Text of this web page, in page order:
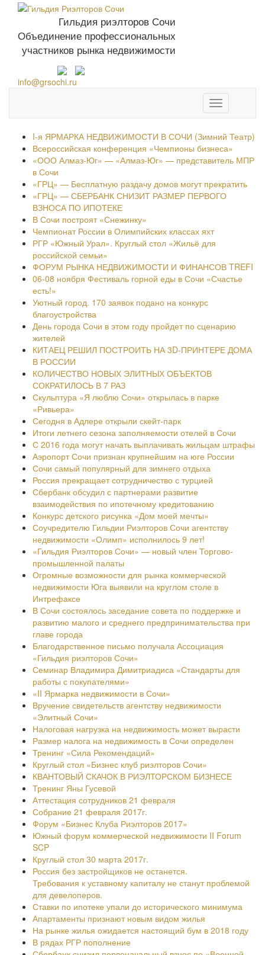
Гильдия риэлторов Сочи
Объединение профессиональных
участников рынка недвижимости
info@grsochi.ru
Toggle
navigation
I-я ЯРМАРКА НЕДВИЖИМОСТИ В СОЧИ (Зимний Театр)
Всероссийская конференция «Чемпионы бизнеса»
«ООО Алмаз-Юг» — «Алмаз-Юг» — представитель МПР
в Сочи
«ГРЦ» — Бесплатную раздачу домов могут прекратить
«ГРЦ» — СБЕРБАНК СНИЗИТ РАЗМЕР ПЕРВОГО
ВЗНОСА ПО ИПОТЕКЕ
В Сочи построят «Снежинку»
Чемпионат России в Олимпийских классах яхт
РГР «Южный Урал». Круглый стол «Жильё для
российской семьи»
ФОРУМ РЫНКА НЕДВИЖИМОСТИ И ФИНАНСОВ TREFI
06-08 ноября Фестиваль горной еды в Сочи «Счастье
есть!»
Уютный город. 170 заявок подано на конкурс
благоустройства
День города Сочи в этом году пройдет по сценарию
жителей
КИТАЕЦ РЕШИЛ ПОСТРОИТЬ НА 3D-ПРИНТЕРЕ ДОМА
В РОССИИ
КОЛИЧЕСТВО НОВЫХ ЭЛИТНЫХ ОБЪЕКТОВ
СОКРАТИЛОСЬ В 7 РАЗ
Скульптура «Я люблю Сочи» открылась в парке
«Ривьера»
Сегодня в Адлере открыли скейт-парк
Итоги летнего сезона заполняемости отелей в Сочи
С 2016 года могут начать выплачивать жильцам штрафы
Аэропорт Сочи признан крупнейшим на юге России
Сочи самый популярный для зимнего отдыха
Россия прекращает сотрудничество с турцией
Сбербанк обсудил с партнерами развитие
взаимодействия по ипотечному кредитованию
Конкурс детского рисунка «Дом моей мечты»
Соучредителю Гильдии Риэлторов Сочи агентству
недвижимости «Олимп» исполнилось 9 лет!
«Гильдия Риэлторов Сочи» — новый член Торгово-
промышленной палаты
Огромные возможности для рынка коммерческой
недвижимости Юга выявили на круглом столе в
Интрефаксе
В Сочи состоялось заседание совета по поддержке и
развитию малого и среднего предпринимательства при
главе города
Благодарственное письмо получала Ассоциация
«Гильдия риэлторов Сочи»
Семинар Владимира Димитриадиса «Стандарты для
работы с покупателями»
«II Ярмарка недвижимости в Сочи»
Вручение свидетельств агентству недвижимости
«Элитный Сочи»
Налоговая нагрузка на недвижимость может вырасти
Размер налога на недвижимость в Сочи определен
Тренинг «Сила Рекомендаций»
Круглый стол «Бизнес клуб риэлторов Сочи»
КВАНТОВЫЙ СКАЧОК В РИЭЛТОРСКОМ БИЗНЕСЕ
Тренинг Яны Гусевой
Аттестация сотрудников 21 февраля
Собрание 21 февраля 2017г.
Форум «Бизнес Клуба Риэлторов 2017»
Южный форум коммерческой недвижимости II Forum
SCP
Круглый стол 30 марта 2017г.
Россия без застройщиков не останется.
Требования к уставному капиталу не станут проблемой
для девелоперов.
Ставки по ипотеке упали до исторического минимума
Апартаменты признают новым видом жилья
На рынке жилья ожидается настоящий бум в 2018 году
В рядах РГР пополнение